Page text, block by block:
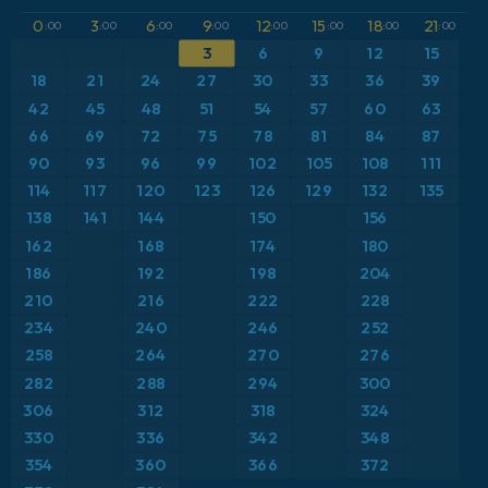
ICON Alemania 2 km
Caribe
Escandinavia
Estados Unidos
Europa
Francia
Grecia
Islandia
Anomalía de temperatura a 2 m
Anomalía de temperatura a 850 hPa
CAPE
Precipitación, nubes y presión
Profundidad de nieve
Punto de rocío a 2 m
Ráfagas de Viento Máximas
Ráfagas de viento
0 :00 3:00 6:00 9:00 12:00 15 :00 18:00 21:00
3 6 9 12
15
18
21 24 27 30 33 36 39
42 45 48 51 54 57 60 63
66 69 72 75 78 81 84
87
90
93 96 99 102 105 108 111
114 117 120 123 126 129 132 135
138 141 144 150
156
162
168 174
180
186
192 198
204
210
216 222 228
234 240 246 252
258 264 270
276
282
288 294
300
306
312 318
324
330
336 342 348
354 360 366 372